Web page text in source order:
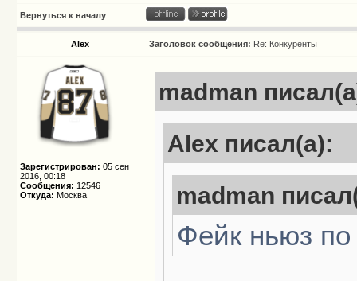
Вернуться к началу
Alex Заголовок сообщения: Re: Конкуренты
Зарегистрирован: 05 сен
2016, 00:18
Сообщения: 12546
Откуда: Москва
madman
Alex писал(а):
madman
Фейк ньюз